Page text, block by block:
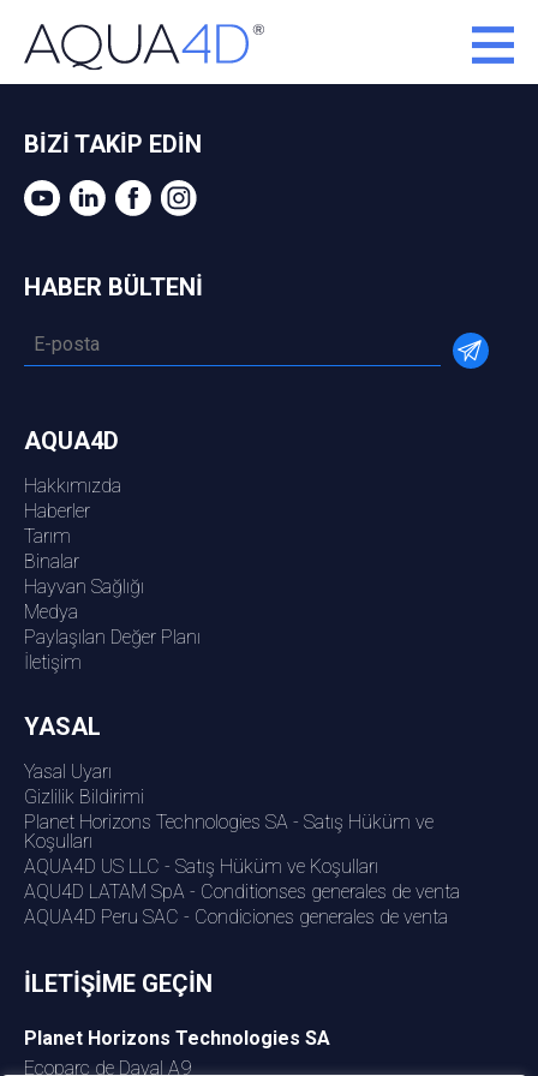
BİZİ TAKİP EDİN
HABER BÜLTENİ
AQUA4D
Hakkımızda
Haberler
Tarım
Binalar
Hayvan Sağlığı
Medya
Paylaşılan Değer Planı
İletişim
YASAL
Yasal Uyarı
Gizlilik Bildirimi
Planet Horizons Technologies SA - Satış Hüküm ve
Koşulları
AQUA4D US LLC - Satış Hüküm ve Koşulları
AQU4D LATAM SpA - Conditionses generales de venta
AQUA4D Peru SAC - Condiciones generales de venta
İLETİŞİME GEÇİN
Planet Horizons Technologies SA
Ecoparc de Daval A9